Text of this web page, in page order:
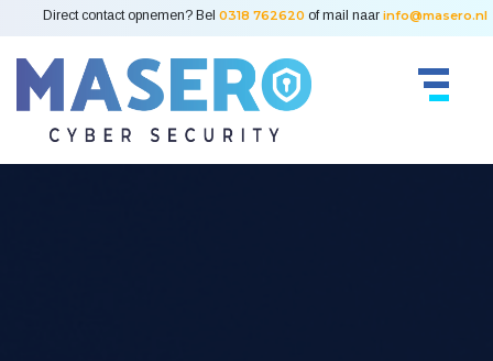
Direct contact opnemen? Bel 0318 762620 of mail naar info@masero.nl